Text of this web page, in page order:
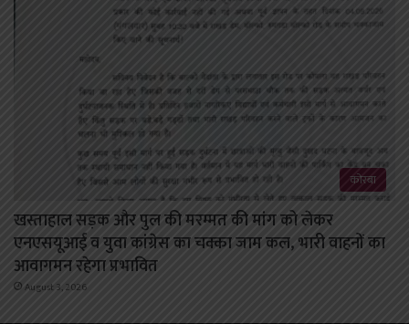
कोरबा
खस्ताहाल सड़क और पुल की मरम्मत की मांग को लेकर
एनएसयूआई व युवा कांग्रेस का चक्का जाम कल, भारी वाहनों का
आवागमन रहेगा प्रभावित
August 3, 2026